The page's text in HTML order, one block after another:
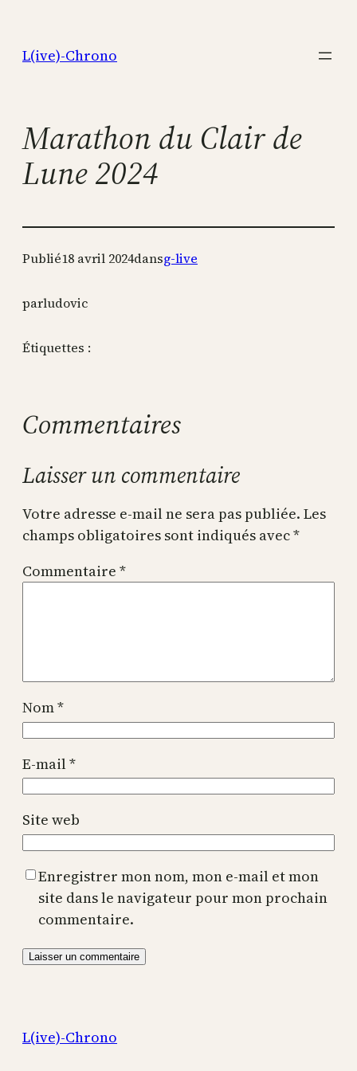
contenu
L(ive)-Chrono
Marathon du Clair de
Lune 2024
Publié18 avril 2024dansg-live
parludovic
Étiquettes :
Commentaires
Laisser un commentaire
Votre adresse e-mail ne sera pas publiée. Les
champs obligatoires sont indiqués avec*
Commentaire *
Nom*
E-mail*
Site web
Enregistrer mon nom, mon e-mail et mon
site dans le navigateur pour mon prochain
commentaire.
L(ive)-Chrono